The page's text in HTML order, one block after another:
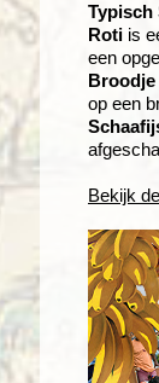
Typisch
Roti is
een
Broodje
op een
Bekijk